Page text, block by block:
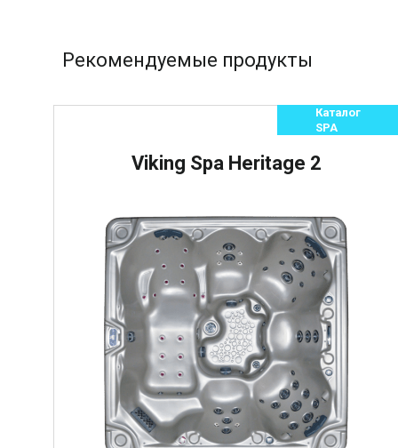
Рекомендуемые продукты
Viking Spa Heritage 2
Каталог
SPA